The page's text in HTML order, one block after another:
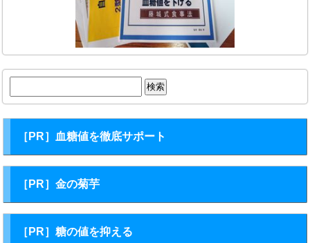
索:
［PR］血糖値を徹底サポート
［PR］金の菊芋
［PR］糖の値を抑える